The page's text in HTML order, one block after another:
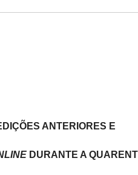
ANTERIORES E
DURANTE A